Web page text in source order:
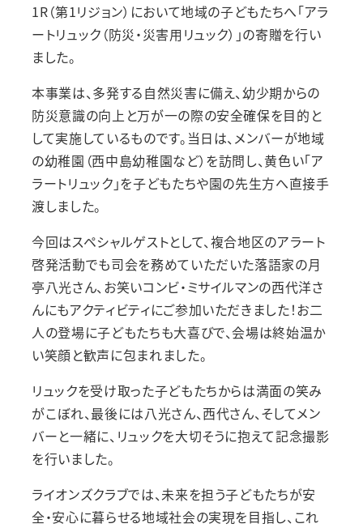
1R（第1リジョン）において地域の子どもたちへ「アラ
ートリュック（防災・災害用リュック）」の寄贈を行い
ました。
本事業は、多発する自然災害に備え、幼少期からの
防災意識の向上と万が一の際の安全確保を目的と
して実施しているものです。当日は、メンバーが地域
の幼稚園（西中島幼稚園など）を訪問し、黄色い「ア
ラートリュック」を子どもたちや園の先生方へ直接手
渡しました。
今回はスペシャルゲストとして、複合地区のアラート
啓発活動でも司会を務めていただいた落語家の月
亭八光さん、お笑いコンビ・ミサイルマンの西代洋さ
んにもアクティビティにご参加いただきました！お二
人の登場に子どもたちも大喜びで、会場は終始温か
い笑顔と歓声に包まれました。
リュックを受け取った子どもたちからは満面の笑み
がこぼれ、最後には八光さん、西代さん、そしてメン
バーと一緒に、リュックを大切そうに抱えて記念撮影
を行いました。
ライオンズクラブでは、未来を担う子どもたちが安
全・安心に暮らせる地域社会の実現を目指し、これ